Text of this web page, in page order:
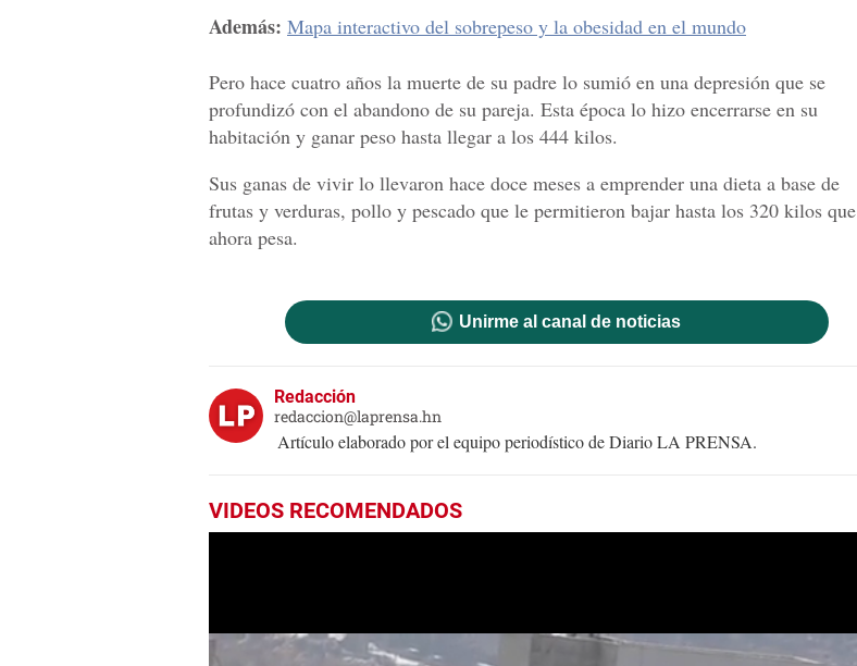
Además: Mapa interactivo del sobrepeso y la obesidad en el mundo
Pero hace cuatro años la muerte de su padre lo sumió en una depresión que se
profundizó con el abandono de su pareja. Esta época lo hizo encerrarse en su
habitación y ganar peso hasta llegar a los 444 kilos.
Sus ganas de vivir lo llevaron hace doce meses a emprender una dieta a base de
frutas y verduras, pollo y pescado que le permitieron bajar hasta los 320 kilos que
ahora pesa.
Unirme al canal de noticias
Redacción
redaccion@laprensa.hn
Artículo elaborado por el equipo periodístico de Diario LA PRENSA.
VIDEOS RECOMENDADOS